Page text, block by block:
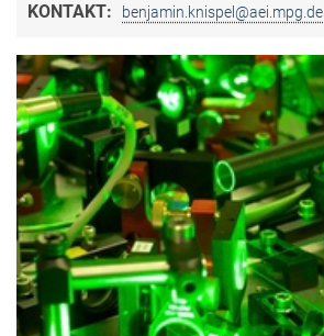
KONTAKT: benjamin.knispel@aei.mpg.de